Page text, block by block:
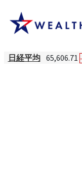
日経平均 65,606.71